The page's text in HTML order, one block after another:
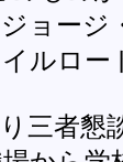
ョージ
ルロー
三者懇